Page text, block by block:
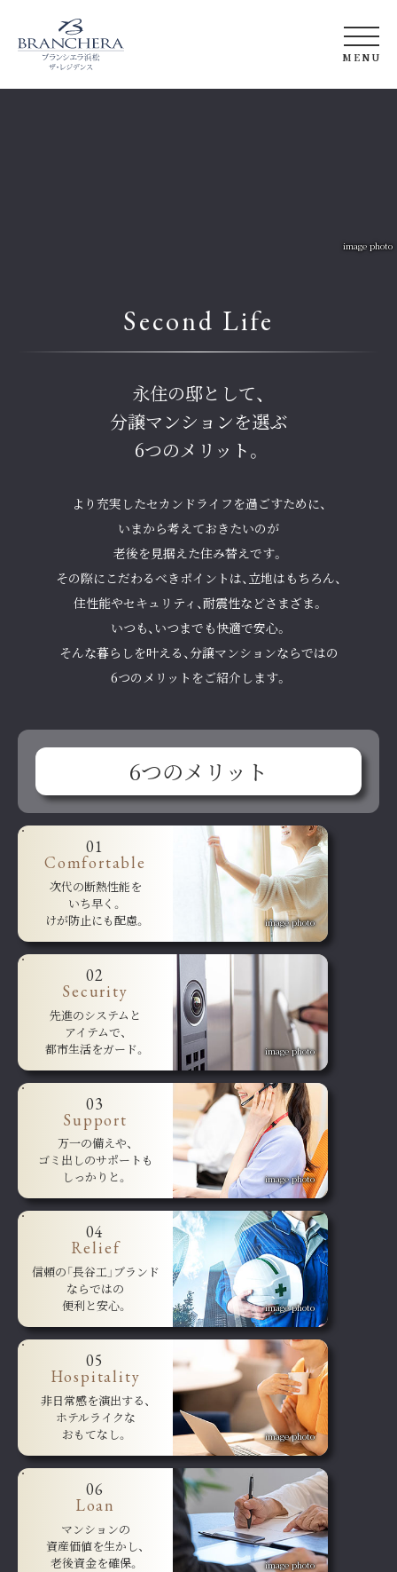
ブランシエラ
MENU
image photo
Second Life
永住の邸として、
分譲マンションを選ぶ
6つのメリット。
より充実したセカンドライフを過ごすために、
いまから考えておきたいのが
老後を見据えた住み替えです。
その際にこだわるべきポイントは、立地はもちろん、
住性能やセキュリティ、耐震性などさまざま。
いつも、いつまでも快適で安心。
そんな暮らしを叶える、分譲マンションならではの
6つのメリットをご紹介します。
6つのメリット
01
Comfortable
次代の断熱性能を
いち早く。
けが防止にも配慮。
image photo
02
Security
先進のシステムと
アイテムで、
都市生活をガード。
image photo
03
Support
万一の備えや、
ゴミ出しのサポートも
しっかりと。
image photo
04
Relief
信頼の「長谷工」ブランド
ならではの
便利と安心。
image photo
05
Hospitality
非日常感を演出する、
ホテルライクな
おもてなし。
image photo
06
Loan
マンションの
資産価値を生かし、
老後資金を確保。
image photo